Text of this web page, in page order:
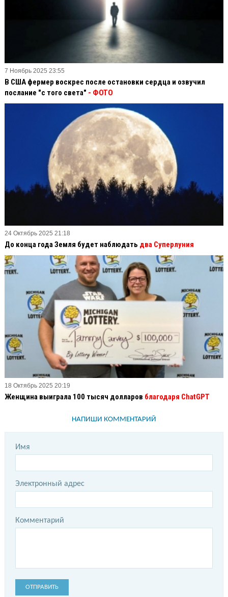
7 Ноябрь 2025 23:55
В США фермер воскрес после остановки сердца и озвучил
послание "с того света" - ФОТО
24 Октябрь 2025 21:18
До конца года Земля будет наблюдать два Суперлуния
18 Октябрь 2025 20:19
Женщина выиграла 100 тысяч долларов благодаря ChatGPT
НАПИШИ КОММЕНТАРИЙ
Имя
Электронный адрес
Комментарий
ОТПРАВИТЬ